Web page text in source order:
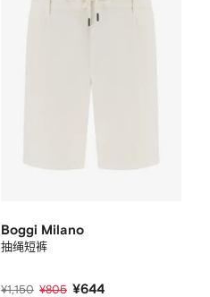
Boggi Milano
抽绳短裤
¥1,150 ¥805 ¥644